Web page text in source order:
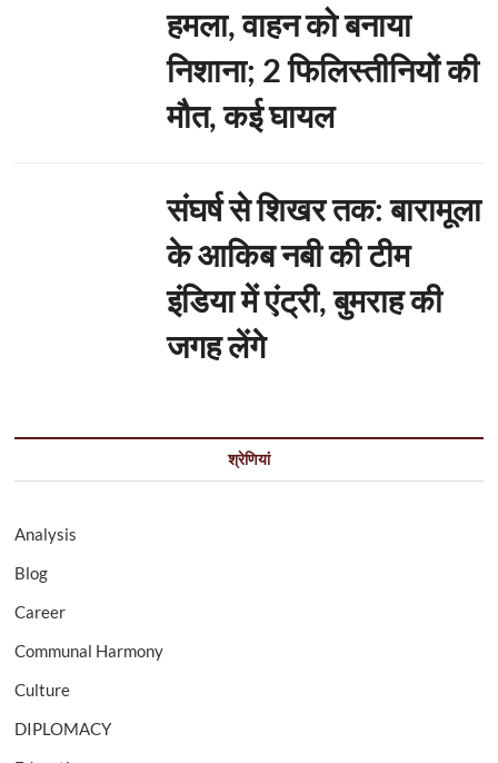
हमला, वाहन को बनाया
निशाना; 2 फिलिस्तीनियों की
मौत, कई घायल
संघर्ष से शिखर तक: बारामूला
के आकिब नबी की टीम
इंडिया में एंट्री, बुमराह की
जगह लेंगे
श्रेणियां
Analysis
Blog
Career
Communal Harmony
Culture
DIPLOMACY